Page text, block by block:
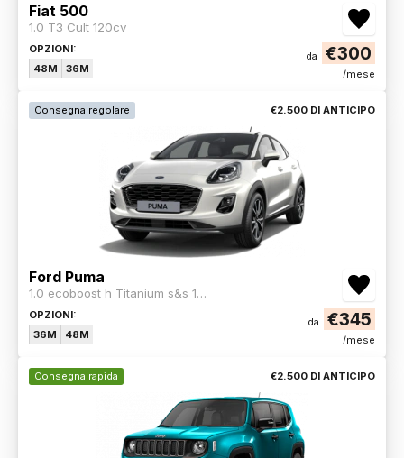
Fiat 500
1.0 T3 Cult 120cv
OPZIONI:
48M
36M
da €300
/mese
Consegna regolare €2.500 DI ANTICIPO
Ford Puma
1.0 ecoboost h Titanium s&s 125cv
OPZIONI:
36M
48M
da €345
/mese
Consegna rapida €2.500 DI ANTICIPO